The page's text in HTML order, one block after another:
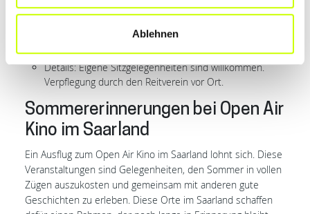
Ablehnen
Marpingen
Programm: „The Greatest Showman“ (Beginn ca. 21:30
Uhr).
Details: Eigene Sitzgelegenheiten sind willkommen.
Verpflegung durch den Reitverein vor Ort.
Sommererinnerungen bei Open Air
Kino im Saarland
Ein Ausflug zum Open Air Kino im Saarland lohnt sich. Diese
Veranstaltungen sind Gelegenheiten, den Sommer in vollen
Zügen auszukosten und gemeinsam mit anderen gute
Geschichten zu erleben. Diese Orte im Saarland schaffen